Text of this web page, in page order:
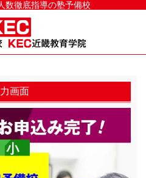
数徹底指導の塾予備校
画面